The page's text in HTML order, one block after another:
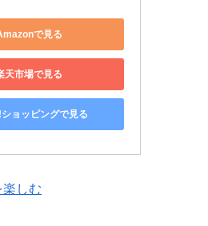
で見る
天市場で見る
ョッピングで見る
楽しむ